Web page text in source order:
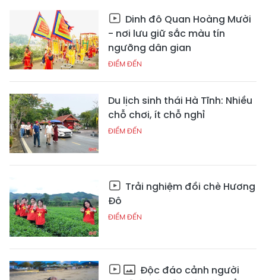
Dinh đô Quan Hoàng Mười
- nơi lưu giữ sắc màu tín
ngưỡng dân gian
ĐIỂM ĐẾN
Du lịch sinh thái Hà Tĩnh: Nhiều
chỗ chơi, ít chỗ nghỉ
ĐIỂM ĐẾN
Trải nghiệm đồi chè Hương
Đô
ĐIỂM ĐẾN
Độc đáo cảnh người